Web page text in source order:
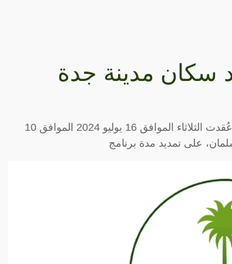
سكان مدينة جدة
وافق مجلس الوزراء السعودي، في جلسته التي عُقدت الثلاثاء الموافق 16 يوليو 2024 الموافق 10